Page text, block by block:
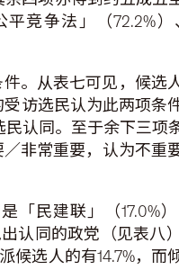
竞争法」（72.2%）
。从表七可见，候选
访选民认为此两项条
认同。至于余下三项
非常重要，认为不重
民建联」（17.0%）
认同的政党（见表八
候选人的有14.7%，而